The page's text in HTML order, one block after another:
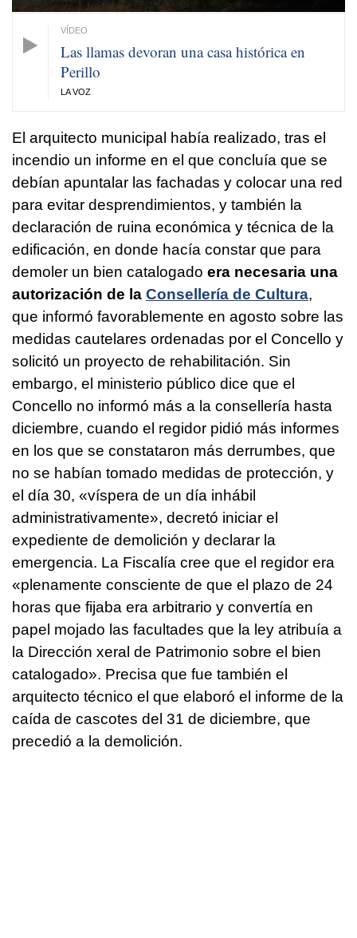
Las llamas devoran una casa histórica en
Perillo
LA VOZ
El arquitecto municipal había realizado, tras el
incendio un informe en el que concluía que se
debían apuntalar las fachadas y colocar una red
para evitar desprendimientos, y también la
declaración de ruina económica y técnica de la
edificación, en donde hacía constar que para
demoler un bien catalogado era necesaria una
autorización de la Consellería de Cultura,
que informó favorablemente en agosto sobre las
medidas cautelares ordenadas por el Concello y
solicitó un proyecto de rehabilitación. Sin
embargo, el ministerio público dice que el
Concello no informó más a la consellería hasta
diciembre, cuando el regidor pidió más informes
en los que se constataron más derrumbes, que
no se habían tomado medidas de protección, y
el día 30, «víspera de un día inhábil
administrativamente», decretó iniciar el
expediente de demolición y declarar la
emergencia. La Fiscalía cree que el regidor era
«plenamente consciente de que el plazo de 24
horas que fijaba era arbitrario y convertía en
papel mojado las facultades que la ley atribuía a
la Dirección xeral de Patrimonio sobre el bien
catalogado». Precisa que fue también el
arquitecto técnico el que elaboró el informe de la
caída de cascotes del 31 de diciembre, que
precedió a la demolición.